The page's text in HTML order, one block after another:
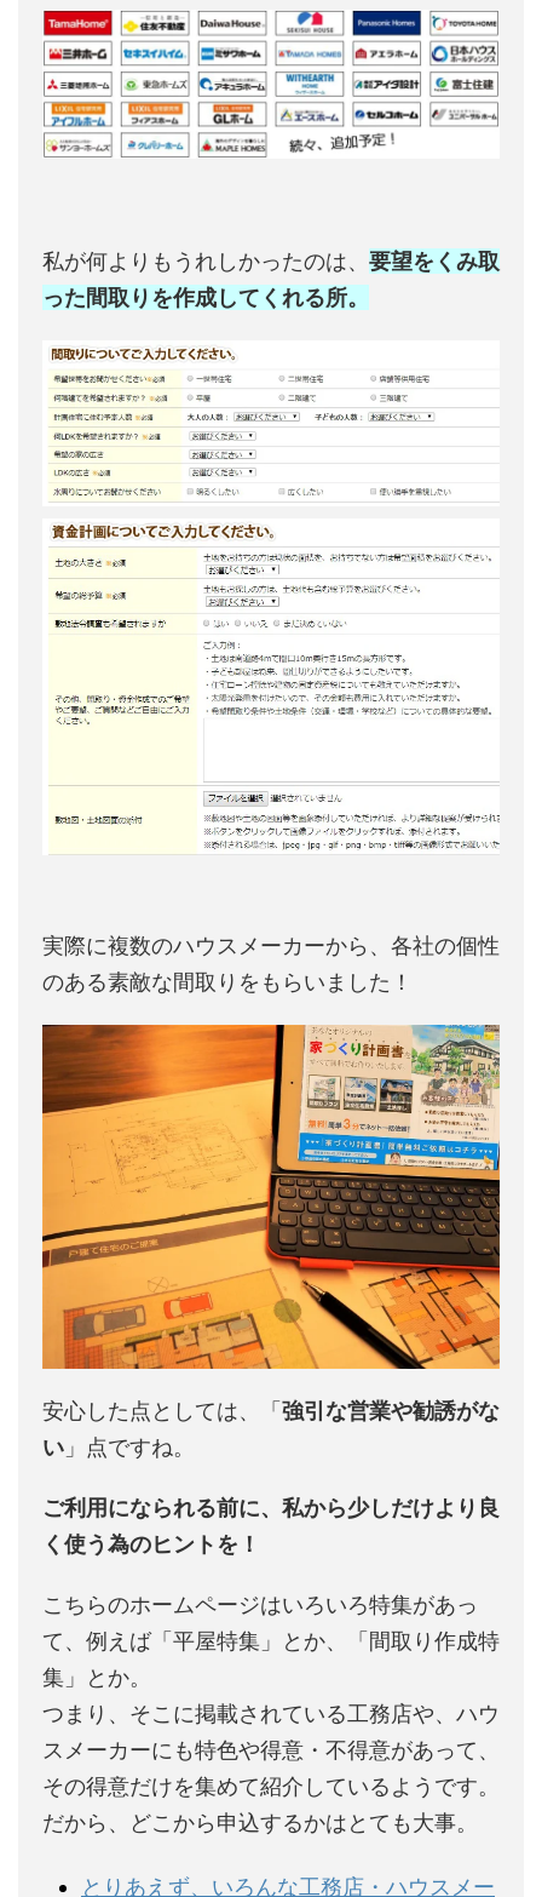
私が何よりもうれしかったのは、 要望をくみ取
った間取りを作成してくれる所。
実際に複数のハウスメーカーから、各社の個性
のある素敵な間取りをもらいました！
安心した点としては、「強引な営業や勧誘がな
い 」点ですね。
ご利用になられる前に、私から少しだけより良
く使う為のヒントを！
こちらのホームページはいろいろ特集があっ
て、例えば「平屋特集」とか、「間取り作成特
集」とか。
つまり、そこに掲載されている工務店や、ハウ
スメーカーにも特色や得意・不得意があって、
その得意だけを集めて紹介しているようです。
だから、どこから申込するかはとても大事。
とりあえず、いろんな工務店・ハウスメー